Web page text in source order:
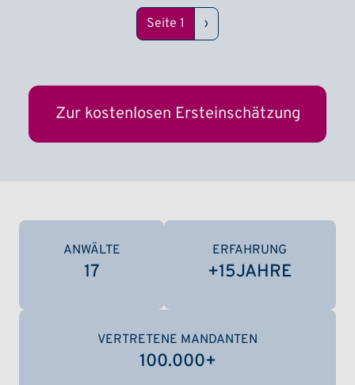
Seitennummerierung
Seite 1 Nächste Seite
›
Zur kostenlosen Ersteinschätzung
ANWÄLTE
17
ERFAHRUNG
+15JAHRE
VERTRETENE MANDANTEN
100.000+